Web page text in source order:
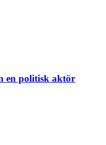
en politisk aktör